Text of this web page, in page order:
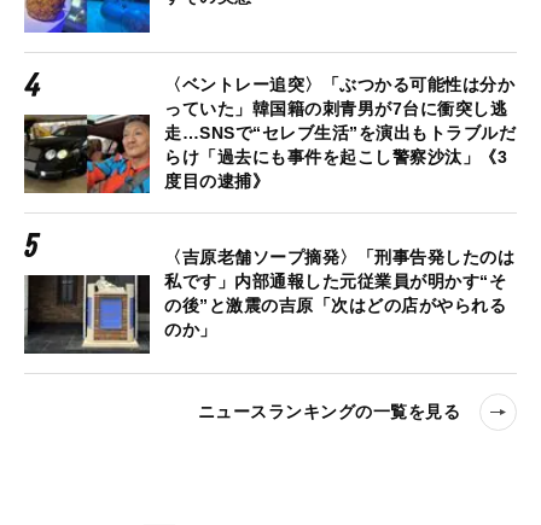
〈ベントレー追突〉「ぶつかる可能性は分か
っていた」韓国籍の刺青男が7台に衝突し逃
走…SNSで“セレブ生活”を演出もトラブルだ
らけ「過去にも事件を起こし警察沙汰」《3
度目の逮捕》
〈吉原老舗ソープ摘発〉「刑事告発したのは
私です」内部通報した元従業員が明かす“そ
の後”と激震の吉原「次はどの店がやられる
のか」
ニュースランキングの一覧を見る